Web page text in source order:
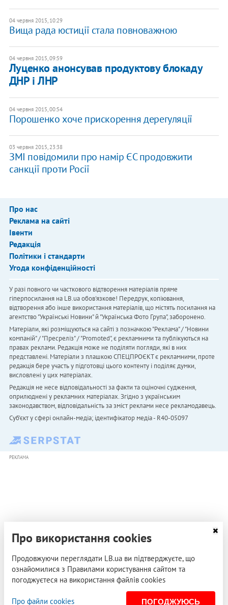
04 червня 2015, 10:29
Вища рада юстиції стала повноважною
04 червня 2015, 09:59
Луценко анонсував продуктову блокаду
ДНР і ЛНР
04 червня 2015, 00:54
Порошенко хоче прискорення дерегуляції
03 червня 2015, 23:38
ЗМІ повідомили про намір ЄС продовжити
санкції проти Росії
Про нас
Реклама на сайті
Івенти
Редакція
Політики і стандарти
Угода конфіденційності
У разі повного чи часткового відтворення матеріалів пряме
гіперпосилання на LB.ua обов'язкове! Передрук, копіювання,
відтворення або інше використання матеріалів, що містять посилання на
агентство "Українськi Новини" й "Українська Фото Група", заборонено.
Матеріали, які розміщуються на сайті з позначкою "Реклама" / "Новини
компаній" / "Пресреліз" / "Promoted", є рекламними та публікуються на
правах реклами. Редакція може не поділяти погляди, які в них
представлені. Матеріали з плашкою СПЕЦПРОЄКТ є рекламними, проте
редакція бере участь у підготовці цього контенту і поділяє думки,
висловлені у цих матеріалах.
Редакція не несе відповідальності за факти та оціночні судження,
оприлюднені у рекламних матеріалах. Згідно з українським
законодавством, відповідальність за зміст реклами несе рекламодавець.
Cуб'єкт у сфері онлайн-медіа; ідентифікатор медіа - R40-05097
РЕКЛАМА
Про використання cookies
Продовжуючи переглядати LB.ua ви підтверджуєте, що
ознайомилися з Правилами користування сайтом та
погоджуєтеся на використання файлів cookies
Про файли cookies ПОГОДЖУЮСЬ